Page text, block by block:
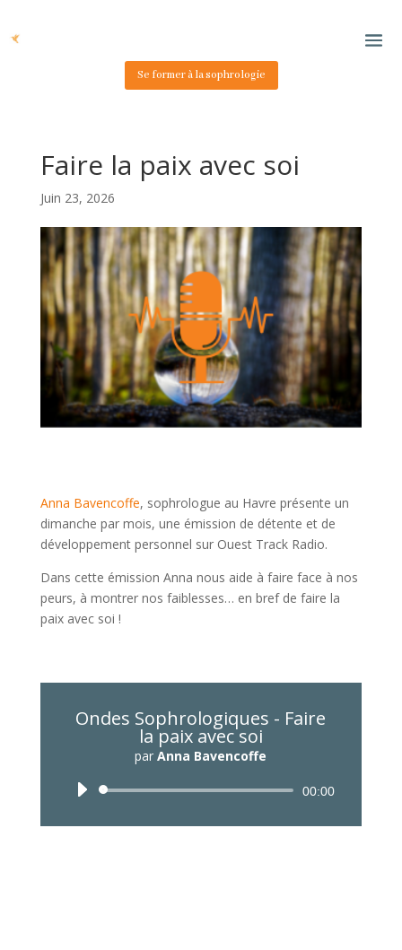
Se former à la sophrologie
Faire la paix avec soi
Juin 23, 2026
Anna Bavencoffe, sophrologue au Havre présente un
dimanche par mois, une émission de détente et de
développement personnel sur Ouest Track Radio.
Dans cette émission Anna nous aide à faire face à nos
peurs, à montrer nos faiblesses… en bref de faire la
paix avec soi !
Ondes Sophrologiques - Faire
la paix avec soi
parAnna Bavencoffe
Lecteur
00:00